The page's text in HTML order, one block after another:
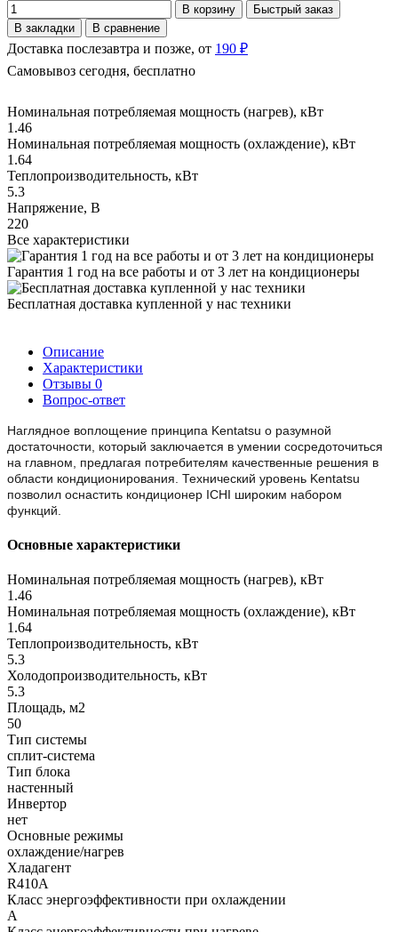
В корзину
Быстрый заказ
В закладки
В сравнение
Доставка послезавтра и позже, от 190 ₽
Самовывоз сегодня, бесплатно
Номинальная потребляемая мощность (нагрев), кВт
1.46
Номинальная потребляемая мощность (охлаждение), кВт
1.64
Теплопроизводительность, кВт
5.3
Напряжение, В
220
Все характеристики
Гарантия 1 год на все работы и от 3 лет на кондиционеры
Бесплатная доставка купленной у нас техники
Описание
Характеристики
Отзывы 0
Вопрос-ответ
Наглядное воплощение принципа Kentatsu о разумной
достаточности, который заключается в умении сосредоточиться
на главном, предлагая потребителям качественные решения в
области кондиционирования. Технический уровень Kentatsu
позволил оснастить кондиционер ICHI широким набором
функций.
Основные характеристики
Номинальная потребляемая мощность (нагрев), кВт
1.46
Номинальная потребляемая мощность (охлаждение), кВт
1.64
Теплопроизводительность, кВт
5.3
Холодопроизводительность, кВт
5.3
Площадь, м2
50
Тип системы
сплит-система
Тип блока
настенный
Инвертор
нет
Основные режимы
охлаждение/нагрев
Хладагент
R410A
Класс энергоэффективности при охлаждении
A